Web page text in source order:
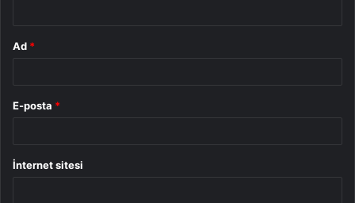
Ad *
E-posta *
İnternet sitesi